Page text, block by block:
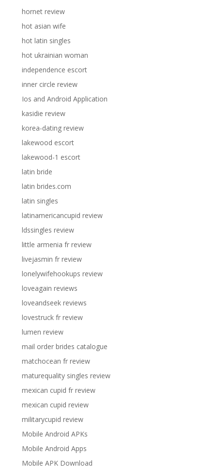
hornet review
hot asian wife
hot latin singles
hot ukrainian woman
independence escort
inner circle review
Ios and Android Application
kasidie review
korea-dating review
lakewood escort
lakewood-1 escort
latin bride
latin brides.com
latin singles
latinamericancupid review
ldssingles review
little armenia fr review
livejasmin fr review
lonelywifehookups review
loveagain reviews
loveandseek reviews
lovestruck fr review
lumen review
mail order brides catalogue
matchocean fr review
maturequality singles review
mexican cupid fr review
mexican cupid review
militarycupid review
Mobile Android APKs
Mobile Android Apps
Mobile APK Download